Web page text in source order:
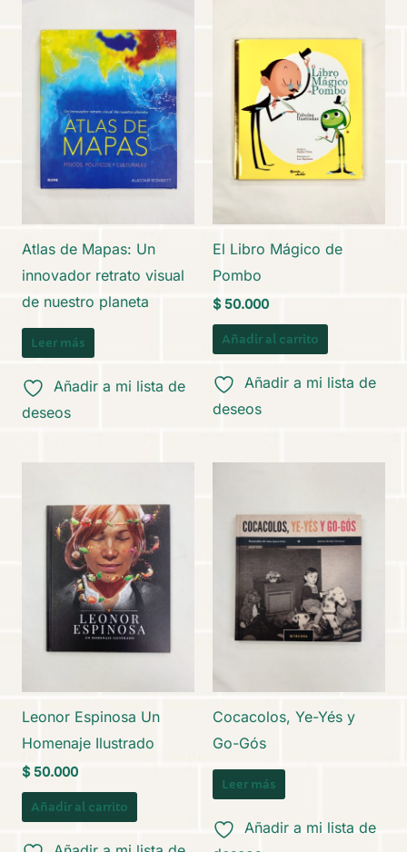
Atlas de Mapas: Un
innovador retrato visual
de nuestro planeta
Leer más
Añadir a mi lista de
deseos
El Libro Mágico de
Pombo
$ 50.000
Añadir al carrito
Añadir a mi lista de
deseos
Leonor Espinosa Un
Homenaje Ilustrado
$50.000
Añadir al carrito
Cocacolos, Ye-Yés y
Go-Gós
Leer más
Añadir a mi lista de